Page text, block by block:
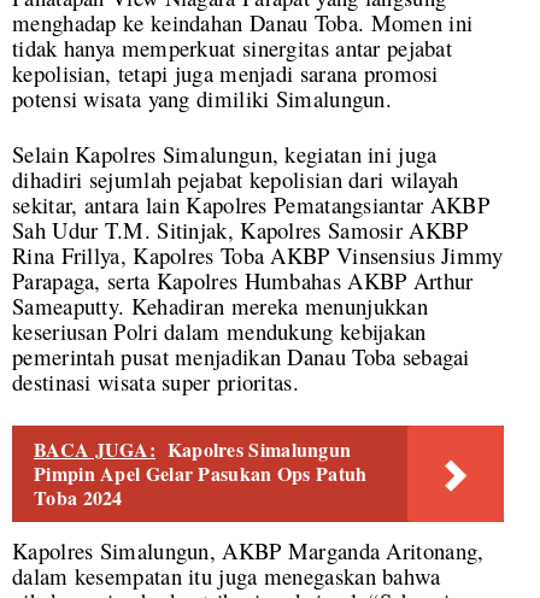
menghadap ke keindahan Danau Toba. Momen ini
tidak hanya memperkuat sinergitas antar pejabat
kepolisian, tetapi juga menjadi sarana promosi
potensi wisata yang dimiliki Simalungun.
Selain Kapolres Simalungun, kegiatan ini juga
dihadiri sejumlah pejabat kepolisian dari wilayah
sekitar, antara lain Kapolres Pematangsiantar AKBP
Sah Udur T.M. Sitinjak, Kapolres Samosir AKBP
Rina Frillya, Kapolres Toba AKBP Vinsensius Jimmy
Parapaga, serta Kapolres Humbahas AKBP Arthur
Sameaputty. Kehadiran mereka menunjukkan
keseriusan Polri dalam mendukung kebijakan
pemerintah pusat menjadikan Danau Toba sebagai
destinasi wisata super prioritas.
BACA JUGA: Kapolres Simalungun
Pimpin Apel Gelar Pasukan Ops Patuh
Toba 2024
Kapolres Simalungun, AKBP Marganda Aritonang,
dalam kesempatan itu juga menegaskan bahwa